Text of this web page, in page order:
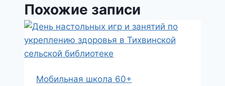
Похожие записи
Мобильная школа 60+